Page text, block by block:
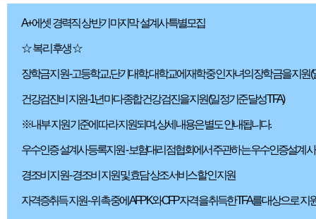
A+ 에셋 경력직 상반기 마지막 설계사 특별모집
☆ 복리 후생 ☆
장학금 지원 -고등학교, 단기대학, 대학교에 재학 중인 자녀의 장학금을 지원 (
건강검진비 지원 -1년마다 종합 건강검진을 지원 (일정기준 달성 TFA)
※ 내부 지원 기준에 따라 지원되며, 상세 내용은 별도 안내됩니다.
우수인증 설계사 등록지원 -보험대리점협회에서 주관하는 우수인증설계사
경조비 지원 -경조비 지원 및 효담 상조 서비스 할인 지원
자격증취득 지원 -위촉 중에 AFPK와 CFP 자격을 취득한 TFA를 대상으로 지